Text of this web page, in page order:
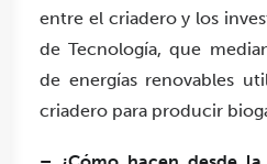
entre el criadero y los
de Tecnología, que
de energías renovables
criadero para producir